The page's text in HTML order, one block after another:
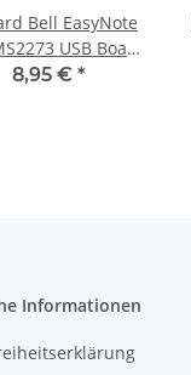
Bell EasyNote
USB Board
mit Kabel
8,95 € *
Informationen